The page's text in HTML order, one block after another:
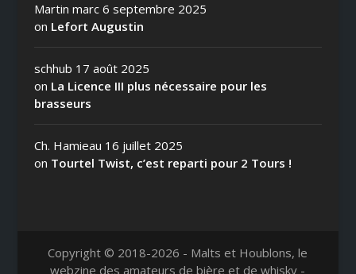
Martin marc 6 septembre 2025
on Lefort Augustin
schhub 17 août 2025
on La Licence III plus nécessaire pour les
brasseurs
Ch. Hamieau 16 juillet 2025
on Tourtel Twist, c’est reparti pour 2 Tours !
Copyright © 2018-2026 - Malts et Houblons, le
webzine des amateurs de bière et de whisky -